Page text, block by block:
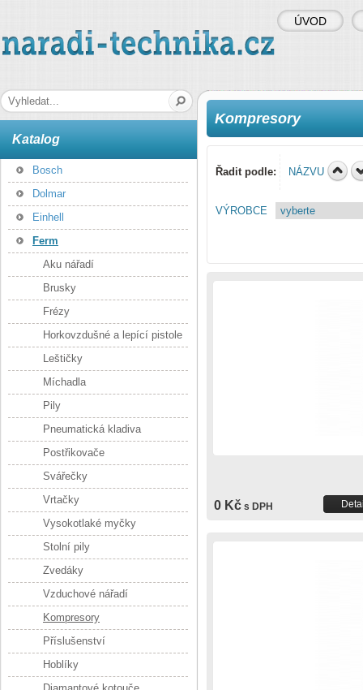
naradi-technika.cz
Kompresory
Řadit podle: NÁZVU
VÝROBCE
0 Kč s DPH
Katalog
Bosch
Dolmar
Einhell
Ferm
Aku nářadí
Brusky
Frézy
Horkovzdušné a lepící pistole
Leštičky
Míchadla
Pily
Pneumatická kladiva
Postřikovače
Svářečky
Vrtačky
Vysokotlaké myčky
Stolní pily
Zvedáky
Vzduchové nářadí
Kompresory
Příslušenství
Hoblíky
ÚVOD
Hledaná fráze